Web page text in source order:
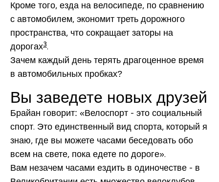
Кроме того, езда на велосипеде, по сравнению
с автомобилем, экономит треть дорожного
пространства, что сокращает заторы на
дорогах3.
Зачем каждый день терять драгоценное время
в автомобильных пробках?
Вы заведете новых друзей
Брайан говорит: «Велоспорт - это социальный
спорт. Это единственный вид спорта, который я
знаю, где вы можете часами беседовать обо
всем на свете, пока едете по дороге».
Вам незачем часами ездить в одиночестве - в